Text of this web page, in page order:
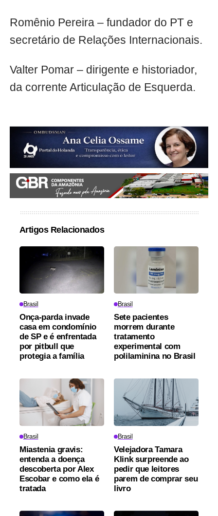
Romênio Pereira – fundador do PT e
secretário de Relações Internacionais.
Valter Pomar – dirigente e historiador,
da corrente Articulação de Esquerda.
Artigos Relacionados
Brasil
Onça-parda invade
casa em condomínio
de SP e é enfrentada
por pitbull que
protegia a família
Brasil
Sete pacientes
morrem durante
tratamento
experimental com
polilaminina no Brasil
Brasil
Miastenia gravis:
entenda a doença
descoberta por Alex
Escobar e como ela é
tratada
Brasil
Velejadora Tamara
Klink surpreende ao
pedir que leitores
parem de comprar seu
livro